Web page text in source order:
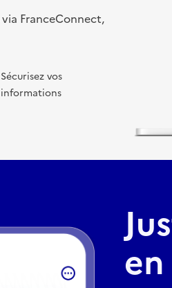
via FranceConnect,
Sécurisez vos
informations